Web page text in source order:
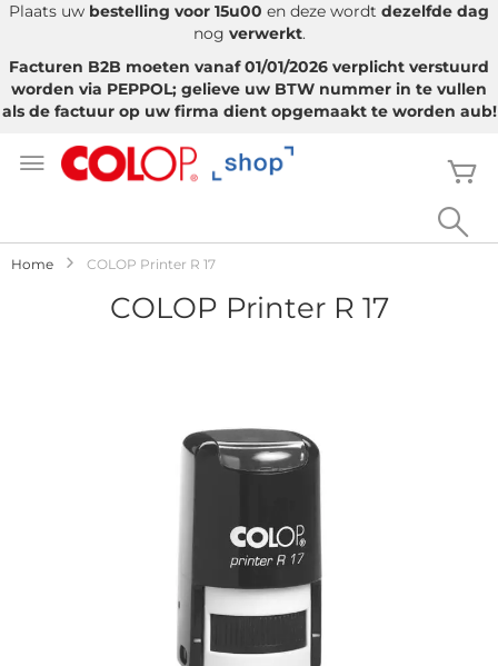
Plaats uw bestelling voor 15u00 en deze wordt dezelfde dag
nog verwerkt.
Facturen B2B moeten vanaf 01/01/2026 verplicht verstuurd
worden via PEPPOL; gelieve uw BTW nummer in te vullen
als de factuur op uw firma dient opgemaakt te worden aub!
naar
Home COLOP Printer R 17
COLOP Printer R 17